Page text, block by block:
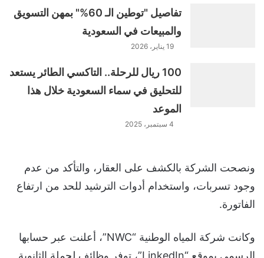
تفاصيل "توطين الـ 60%" بمهن التسويق
والمبيعات في السعودية
19 يناير، 2026
100 ريال للرحلة.. التاكسي الطائر يستعد
للتحليق في سماء السعودية خلال هذا
الموعد
4 سبتمبر، 2025
ونصحت الشركة بالكشف على العقار، والتأكد من عدم
وجود تسربات، واستخدام أدوات الترشيد للحد من ارتفاع
الفاتورة.
وكانت شركة المياه الوطنية “NWC”، أعلنت عبر حسابها
الرسمي بموقع “LinkedIn”، توفر وظائف لحملة الثانوية